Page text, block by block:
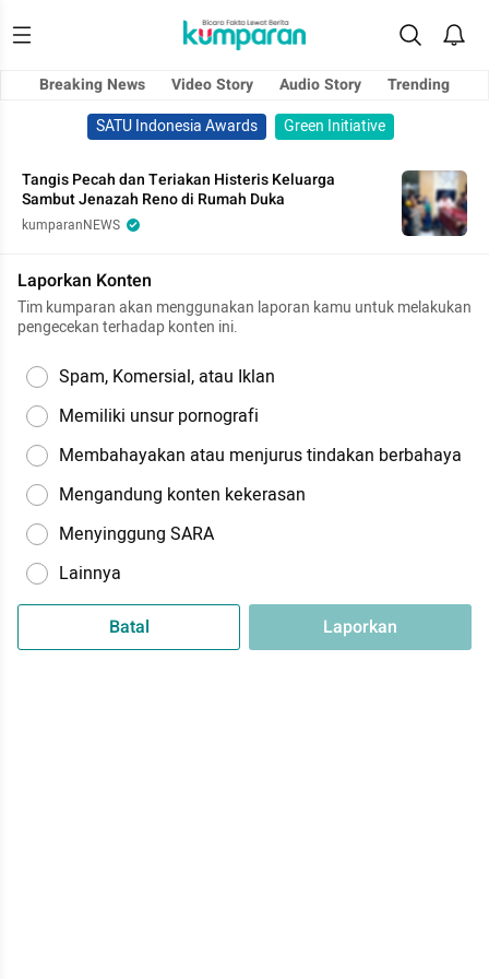
Breaking News Video Story Audio Story
Trending
SATU Indonesia Awards
Green Initiative
Tangis Pecah dan Teriakan Histeris Keluarga
Sambut Jenazah Reno di Rumah Duka
kumparanNEWS
Laporkan Konten
Tim kumparan akan menggunakan laporan kamu untuk melakukan
pengecekan terhadap konten ini.
Spam, Komersial, atau Iklan
Memiliki unsur pornografi
Membahayakan atau menjurus tindakan berbahaya
Mengandung konten kekerasan
Menyinggung SARA
Lainnya
Batal Laporkan